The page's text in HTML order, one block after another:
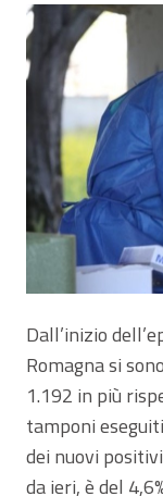
Dall’inizio
Romagna si
1.192 in più
tamponi
dei nuovi
da ieri, è del